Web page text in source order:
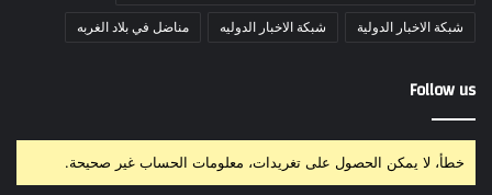
شبكة الاخبار الدولية شبكة الاخبار الدوليه مناضل في بلاد الغربه
Follow us
خطأ، لا يمكن الحصول على تغريدات، معلومات الحساب غير صحيحة.